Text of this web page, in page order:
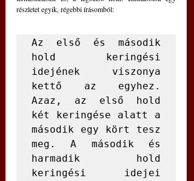
részletet egyik, régebbi írásomból:
Az első és második
hold keringési
idejének viszonya
kettő az egyhez.
Azaz, az első hold
két keringése alatt a
második egy kört tesz
meg. A második és
harmadik hold
keringési idejei